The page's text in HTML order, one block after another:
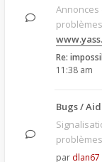
Re:
11:38 am
Bugs /
par dlan67